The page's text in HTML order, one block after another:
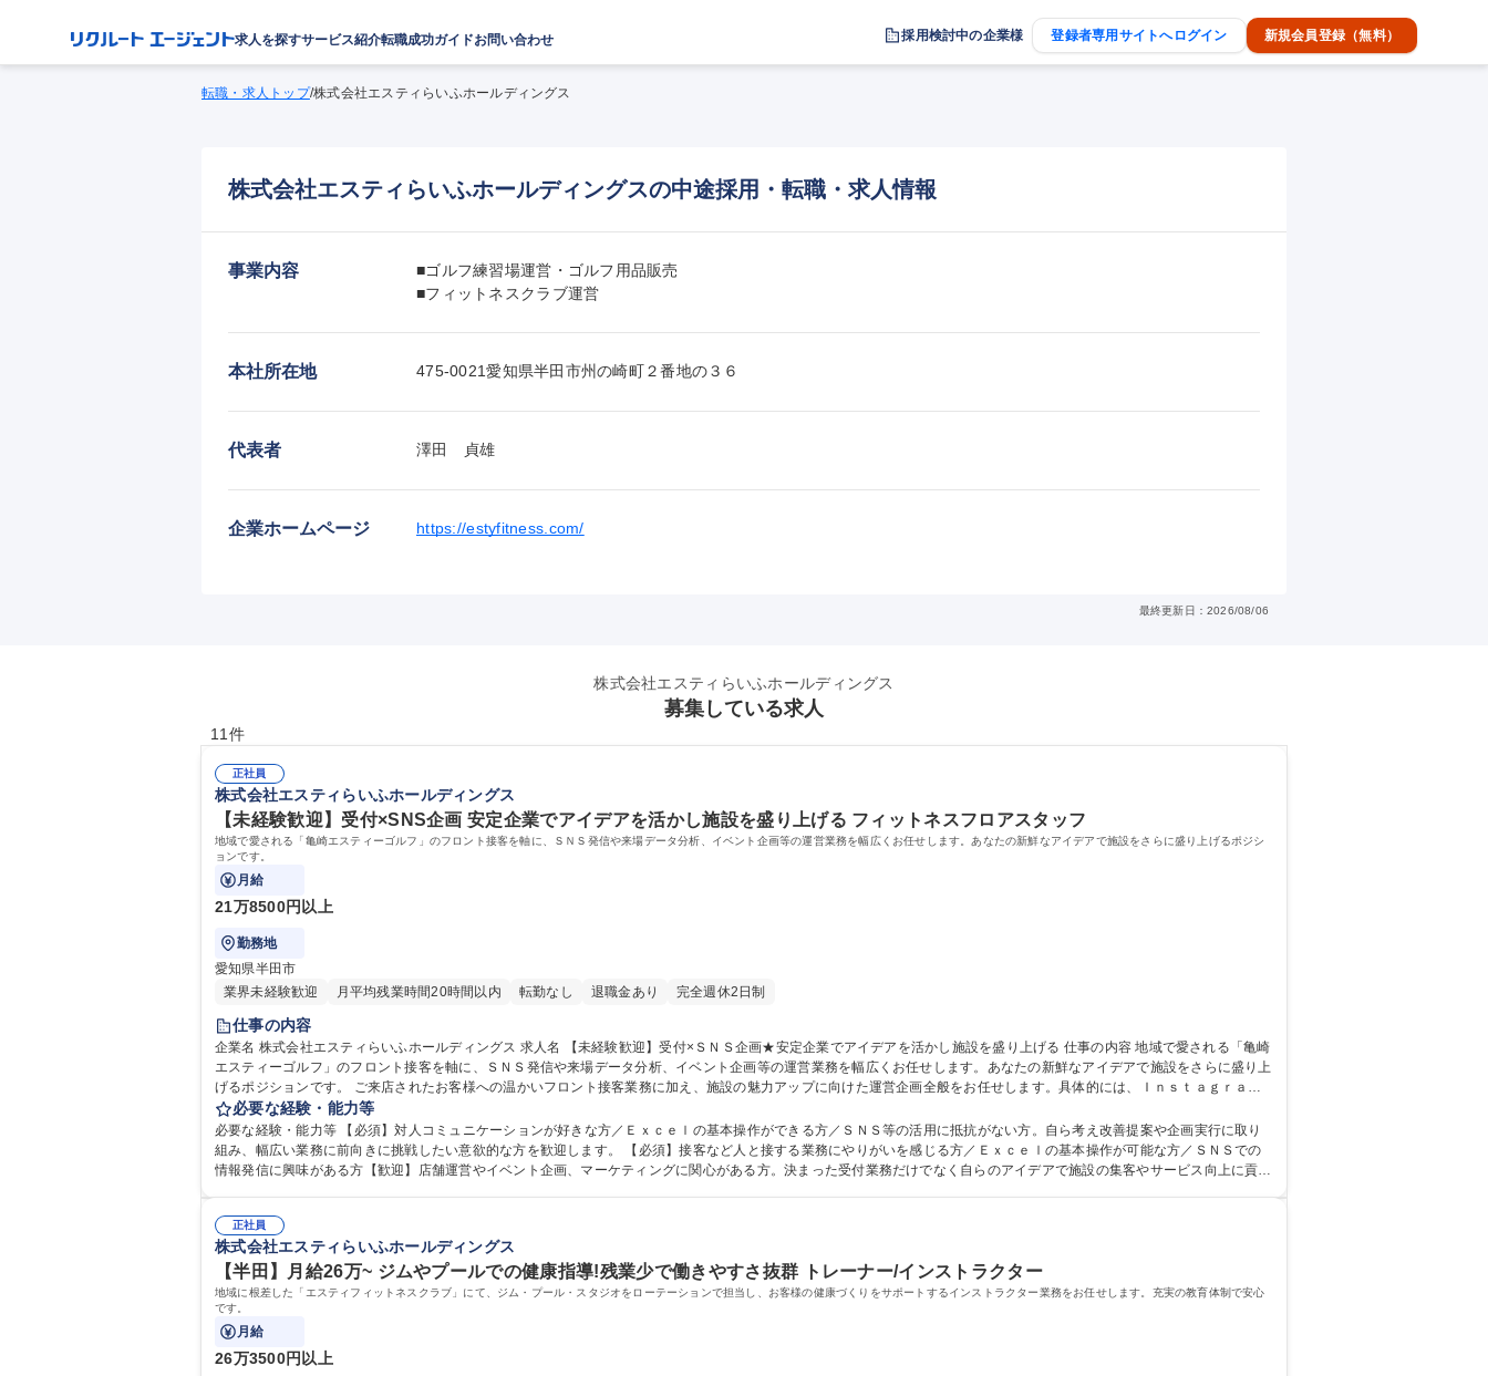
求人を探すサービス紹介転職成功ガイドお問い合わせ 採用検討中の企業様 登録者専用サイトへログイン 新規会員登録（無料）
転職・求人トップ/株式会社エスティらいふホールディングス
株式会社エスティらいふホールディングスの中途採用・転職・求人情報
事業内容
■ゴルフ練習場運営・ゴルフ用品販売
■フィットネスクラブ運営
本社所在地 475-0021愛知県半田市州の崎町２番地の３６
代表者 澤田　貞雄
企業ホームページ https://estyfitness.com/
最終更新日：2026/08/06
株式会社エスティらいふホールディングス
募集している求人
11件
正社員
株式会社エスティらいふホールディングス
【未経験歓迎】受付×SNS企画 安定企業でアイデアを活かし施設を盛り上げる フィットネスフロアスタッフ
地域で愛される「亀崎エスティーゴルフ」のフロント接客を軸に、ＳＮＳ発信や来場データ分析、イベント企画等の運営業務を幅広くお任せします。あなたの新鮮なアイデアで施設をさらに盛り上げるポジシ
ョンです。
月給
21万8500円以上
勤務地
愛知県半田市
業界未経験歓迎
月平均残業時間20時間以内 転勤なし 退職金あり 完全週休2日制
仕事の内容
企業名 株式会社エスティらいふホールディングス 求人名 【未経験歓迎】受付×ＳＮＳ企画★安定企業でアイデアを活かし施設を盛り上げる 仕事の内容 地域で愛される「亀崎
エスティーゴルフ」のフロント接客を軸に、ＳＮＳ発信や来場データ分析、イベント企画等の運営業務を幅広くお任せします。あなたの新鮮なアイデアで施設をさらに盛り上
げるポジションです。 ご来店されたお客様への温かいフロント接客業務に加え、施設の魅力アップに向けた運営企画全般をお任せします。具体的には、Ｉｎｓｔａｇｒａｍ
等での情報発信、Ｅｘｃｅｌを活用した来場状況の分析、新たな集客イベントの企画実行などです。受付業務にとどまらず、来場促進やサービス改善に自ら考え挑戦できるや
りがいのある環境です。ゴルフの専門知識は入社後に少しずつ習得できれば全く問題ありません。 募集職種 【未経験歓迎】受付×ＳＮＳ企画★安定企業でアイデアを活かし
施設を盛り上げる
必要な経験・能力等
必要な経験・能力等 【必須】対人コミュニケーションが好きな方／Ｅｘｃｅｌの基本操作ができる方／ＳＮＳ等の活用に抵抗がない方。自ら考え改善提案や企画実行に取り
組み、幅広い業務に前向きに挑戦したい意欲的な方を歓迎します。 【必須】接客など人と接する業務にやりがいを感じる方／Ｅｘｃｅｌの基本操作が可能な方／ＳＮＳでの
情報発信に興味がある方【歓迎】店舗運営やイベント企画、マーケティングに関心がある方。決まった受付業務だけでなく自らのアイデアで施設の集客やサービス向上に貢献
正社員
株式会社エスティらいふホールディングス
【半田】月給26万~ ジムやプールでの健康指導!残業少で働きやすさ抜群 トレーナー/インストラクター
地域に根差した「エスティフィットネスクラブ」にて、ジム・プール・スタジオをローテーションで担当し、お客様の健康づくりをサポートするインストラクター業務をお任せします。充実の教育体制で安心
です。
月給
26万3500円以上